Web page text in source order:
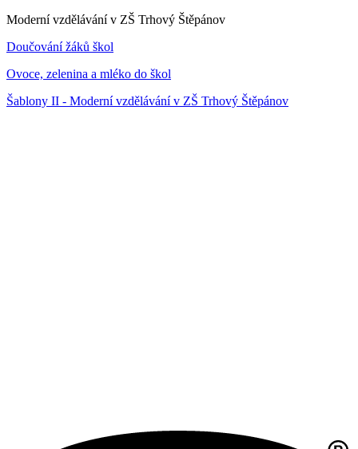
Moderní vzdělávání v ZŠ Trhový Štěpánov
Doučování žáků škol
Ovoce, zelenina a mléko do škol
Šablony II - Moderní vzdělávání v ZŠ Trhový Štěpánov